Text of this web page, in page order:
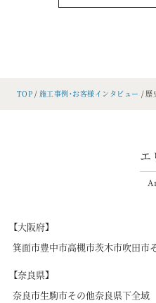
TOP 施工事例・お客様インタビュー 歴
エ
【大阪府】
箕面市豊中市高槻市茨木市吹田市
【奈良県】
奈良市生駒市その他奈良県下全域